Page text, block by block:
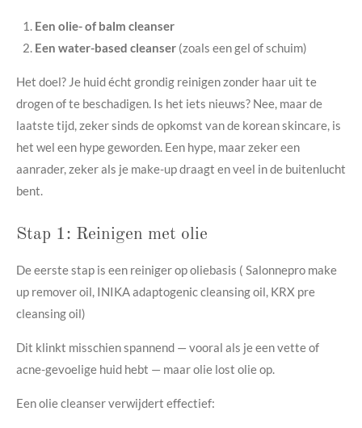
Een olie- of balm cleanser
Een water-based cleanser(zoals een gel of schuim)
Het doel? Je huid écht grondig reinigen zonder haar uit te
drogen of te beschadigen. Is het iets nieuws? Nee, maar de
laatste tijd, zeker sinds de opkomst van de korean skincare, is
het wel een hype geworden. Een hype, maar zeker een
aanrader, zeker als je make-up draagt en veel in de buitenlucht
bent.
Stap 1: Reinigen met olie
De eerste stap is een reiniger op oliebasis ( Salonnepro make
up remover oil, INIKA adaptogenic cleansing oil, KRX pre
cleansing oil)
Dit klinkt misschien spannend — vooral als je een vette of
acne-gevoelige huid hebt — maar olie lost olie op.
Een olie cleanser verwijdert effectief: